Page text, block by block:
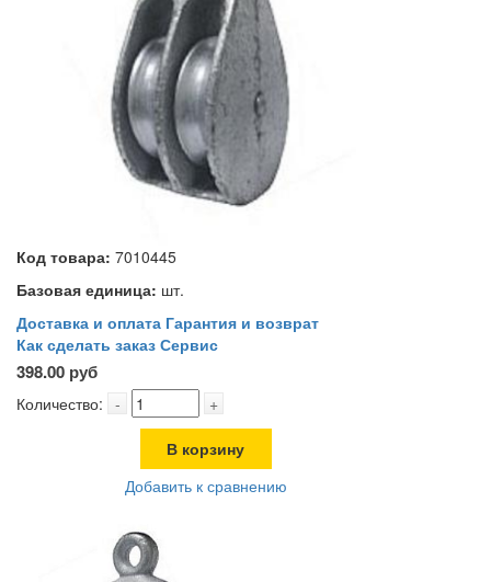
Код товара: 7010445
Базовая единица: шт.
Доставка и оплата Гарантия и возврат
Как сделать заказ Сервис
398.00 руб
Количество: - +
В корзину
Добавить к сравнению